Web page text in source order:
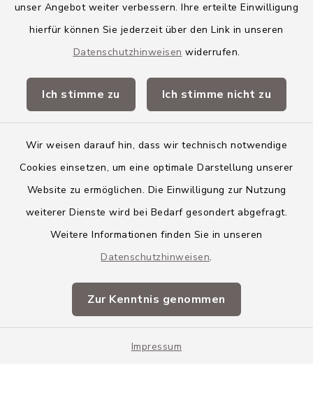
unser Angebot weiter verbessern. Ihre erteilte Einwilligung
hierfür können Sie jederzeit über den Link in unseren
Datenschutzhinweisen widerrufen.
Ich stimme zu Ich stimme nicht zu
Wir weisen darauf hin, dass wir technisch notwendige
Cookies einsetzen, um eine optimale Darstellung unserer
Website zu ermöglichen. Die Einwilligung zur Nutzung
weiterer Dienste wird bei Bedarf gesondert abgefragt.
Weitere Informationen finden Sie in unseren
Datenschutzhinweisen.
Zur Kenntnis genommen
Impressum
VG Altenstadt
Landkreis Neu-Ulm
Barrierefreiheit
Impressum
Sitemap